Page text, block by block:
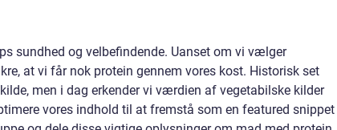
sundhed og velbefindende. Uanset om vi vælger
at vi får nok protein gennem vores kost. Historisk set
men i dag erkender vi værdien af vegetabilske kilder
vores indhold til at fremstå som en featured snippet